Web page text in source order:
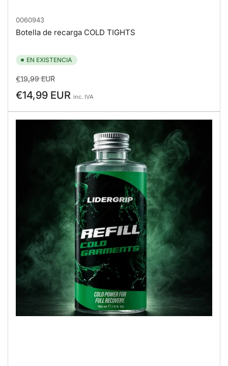
0060943
Botella de recarga COLD TIGHTS
EN EXISTENCIA
Precio
regular
€19,99 EURPrecio
de
venta
€14,99 EUR inc. IVA